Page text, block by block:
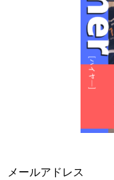
メールアドレス